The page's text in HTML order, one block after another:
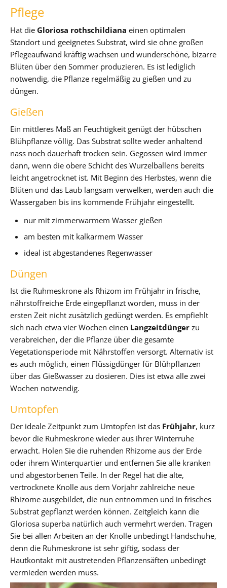
Pflege
Hat die Gloriosa rothschildiana einen optimalen
Standort und geeignetes Substrat, wird sie ohne großen
Pflegeaufwand kräftig wachsen und wunderschöne, bizarre
Blüten über den Sommer produzieren. Es ist lediglich
notwendig, die Pflanze regelmäßig zu gießen und zu
düngen.
Gießen
Ein mittleres Maß an Feuchtigkeit genügt der hübschen
Blühpflanze völlig. Das Substrat sollte weder anhaltend
nass noch dauerhaft trocken sein. Gegossen wird immer
dann, wenn die obere Schicht des Wurzelballens bereits
leicht angetrocknet ist. Mit Beginn des Herbstes, wenn die
Blüten und das Laub langsam verwelken, werden auch die
Wassergaben bis ins kommende Frühjahr eingestellt.
nur mit zimmerwarmem Wasser gießen
am besten mit kalkarmem Wasser
ideal ist abgestandenes Regenwasser
Düngen
Ist die Ruhmeskrone als Rhizom im Frühjahr in frische,
nährstoffreiche Erde eingepflanzt worden, muss in der
ersten Zeit nicht zusätzlich gedüngt werden. Es empfiehlt
sich nach etwa vier Wochen einen Langzeitdünger zu
verabreichen, der die Pflanze über die gesamte
Vegetationsperiode mit Nährstoffen versorgt. Alternativ ist
es auch möglich, einen Flüssigdünger für Blühpflanzen
über das Gießwasser zu dosieren. Dies ist etwa alle zwei
Wochen notwendig.
Umtopfen
Der ideale Zeitpunkt zum Umtopfen ist das Frühjahr, kurz
bevor die Ruhmeskrone wieder aus ihrer Winterruhe
erwacht. Holen Sie die ruhenden Rhizome aus der Erde
oder ihrem Winterquartier und entfernen Sie alle kranken
und abgestorbenen Teile. In der Regel hat die alte,
vertrocknete Knolle aus dem Vorjahr zahlreiche neue
Rhizome ausgebildet, die nun entnommen und in frisches
Substrat gepflanzt werden können. Zeitgleich kann die
Gloriosa superba natürlich auch vermehrt werden. Tragen
Sie bei allen Arbeiten an der Knolle unbedingt Handschuhe,
denn die Ruhmeskrone ist sehr giftig, sodass der
Hautkontakt mit austretenden Pflanzensäften unbedingt
vermieden werden muss.